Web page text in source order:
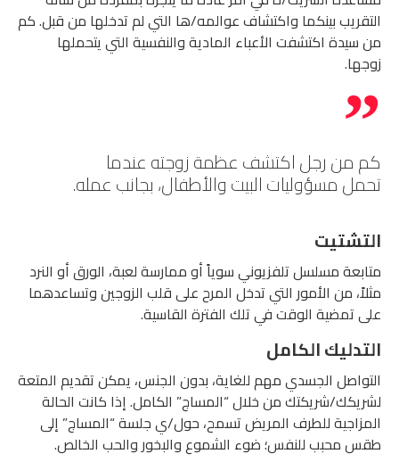
التقريب بينكما واكتشاف عوالمه/ها التي لم تدخلها من قبل. كم
من سيدة اكتشفت الأعباء المادية والنفسية التي يتحملها
زوجها.
كم من رجل اكتشف عظمة زوجته عندما
تحمل مسؤوليات البيت والأطفال، بجانب عمله.
التشتيت
متابعة مسلسل تلفزيوني سوياً أو ممارسة لعبة، الورق أو النرد
مثلاً، من الأمور التي تدخل المرح على قلب الزوجين وتساعدهما
على تمضية الوقت في تلك الفترة القاسية.
التدليك الكامل
التواصل الجسدي مهم للغاية، بدون الجنس، يمكن تقديم المتعة
لشريكك/شريكتك من خلال “المساج” الكامل. إذا كانت الحالة
المزاجية للطرف المريض تسمح، حول/ي جلسة “المساج” إلى
طقس محبب للنفس؛ ضوء الشموع والبخور والحب الخالص.